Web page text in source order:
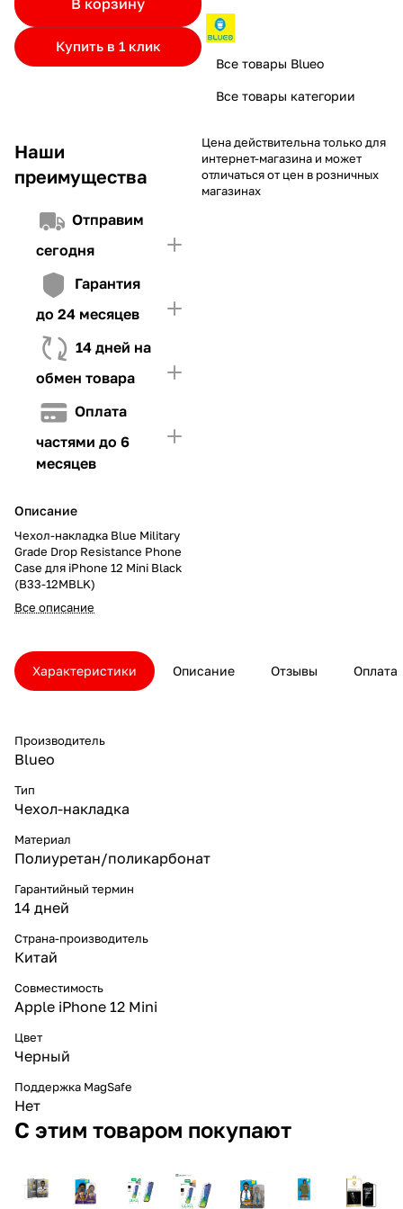
Купить в 1 клик
Наши
преимущества
Отправим
сегодня
Гарантия
до 24 месяцев
14 дней на
обмен товара
Оплата
частями до 6
месяцев
Описание
Чехол-накладка Blue Military
Grade Drop Resistance Phone
Case для iPhone 12 Mini Black
(B33-12MBLK)
Все описание
и Первого взноса (в случае необходимости)
Если лимит ниже стоимости товара, недостающую
сумму нужно внести Первым взносом
4. Иметь достаточно средств для внесения первой части платежа
Все товары Blueo
Все товары категории
Цена действительна только для
интернет-магазина и может
отличаться от цен в розничных
магазинах
Характеристики Описание Отзывы Оплата
Производитель
Blueo
Тип
Чехол-накладка
Материал
Полиуретан/поликарбонат
Гарантийный термин
14 дней
Страна-производитель
Китай
Совместимость
Apple iPhone 12 Mini
Цвет
Черный
Поддержка MagSafe
Нет
С этим товаром покупают